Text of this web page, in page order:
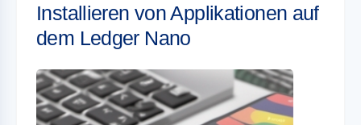
Installieren von Applikationen auf
dem Ledger Nano